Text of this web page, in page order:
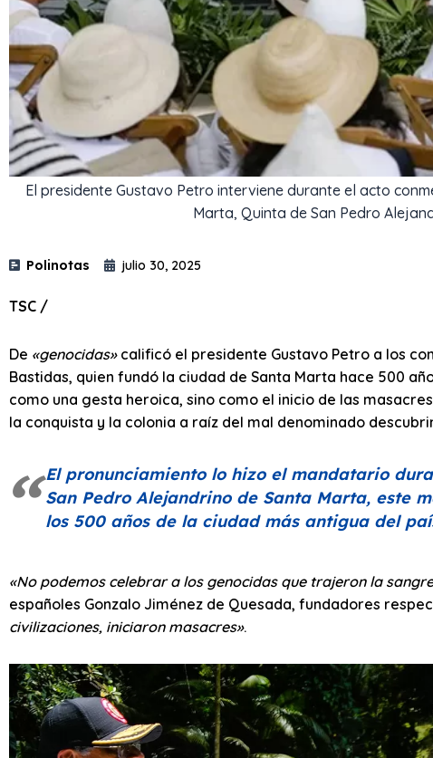
El presidente Gustavo Petro interviene durante el acto
Marta, Quinta de San Pedro
Polinotas julio 30, 2025
TSC /
De «genocidas» calificó el presidente Gustavo Petro a los
Bastidas, quien fundó la ciudad de Santa Marta hace 500
como una gesta heroica, sino como el inicio de las
la conquista y la colonia a raíz del mal denominado
El pronunciamiento lo hizo el mandatario
San Pedro Alejandrino de Santa Marta, este
los 500 años de la ciudad más antigua del
«No podemos celebrar a los genocidas que trajeron la
españoles Gonzalo Jiménez de Quesada, fundadores
civilizaciones, iniciaron masacres».